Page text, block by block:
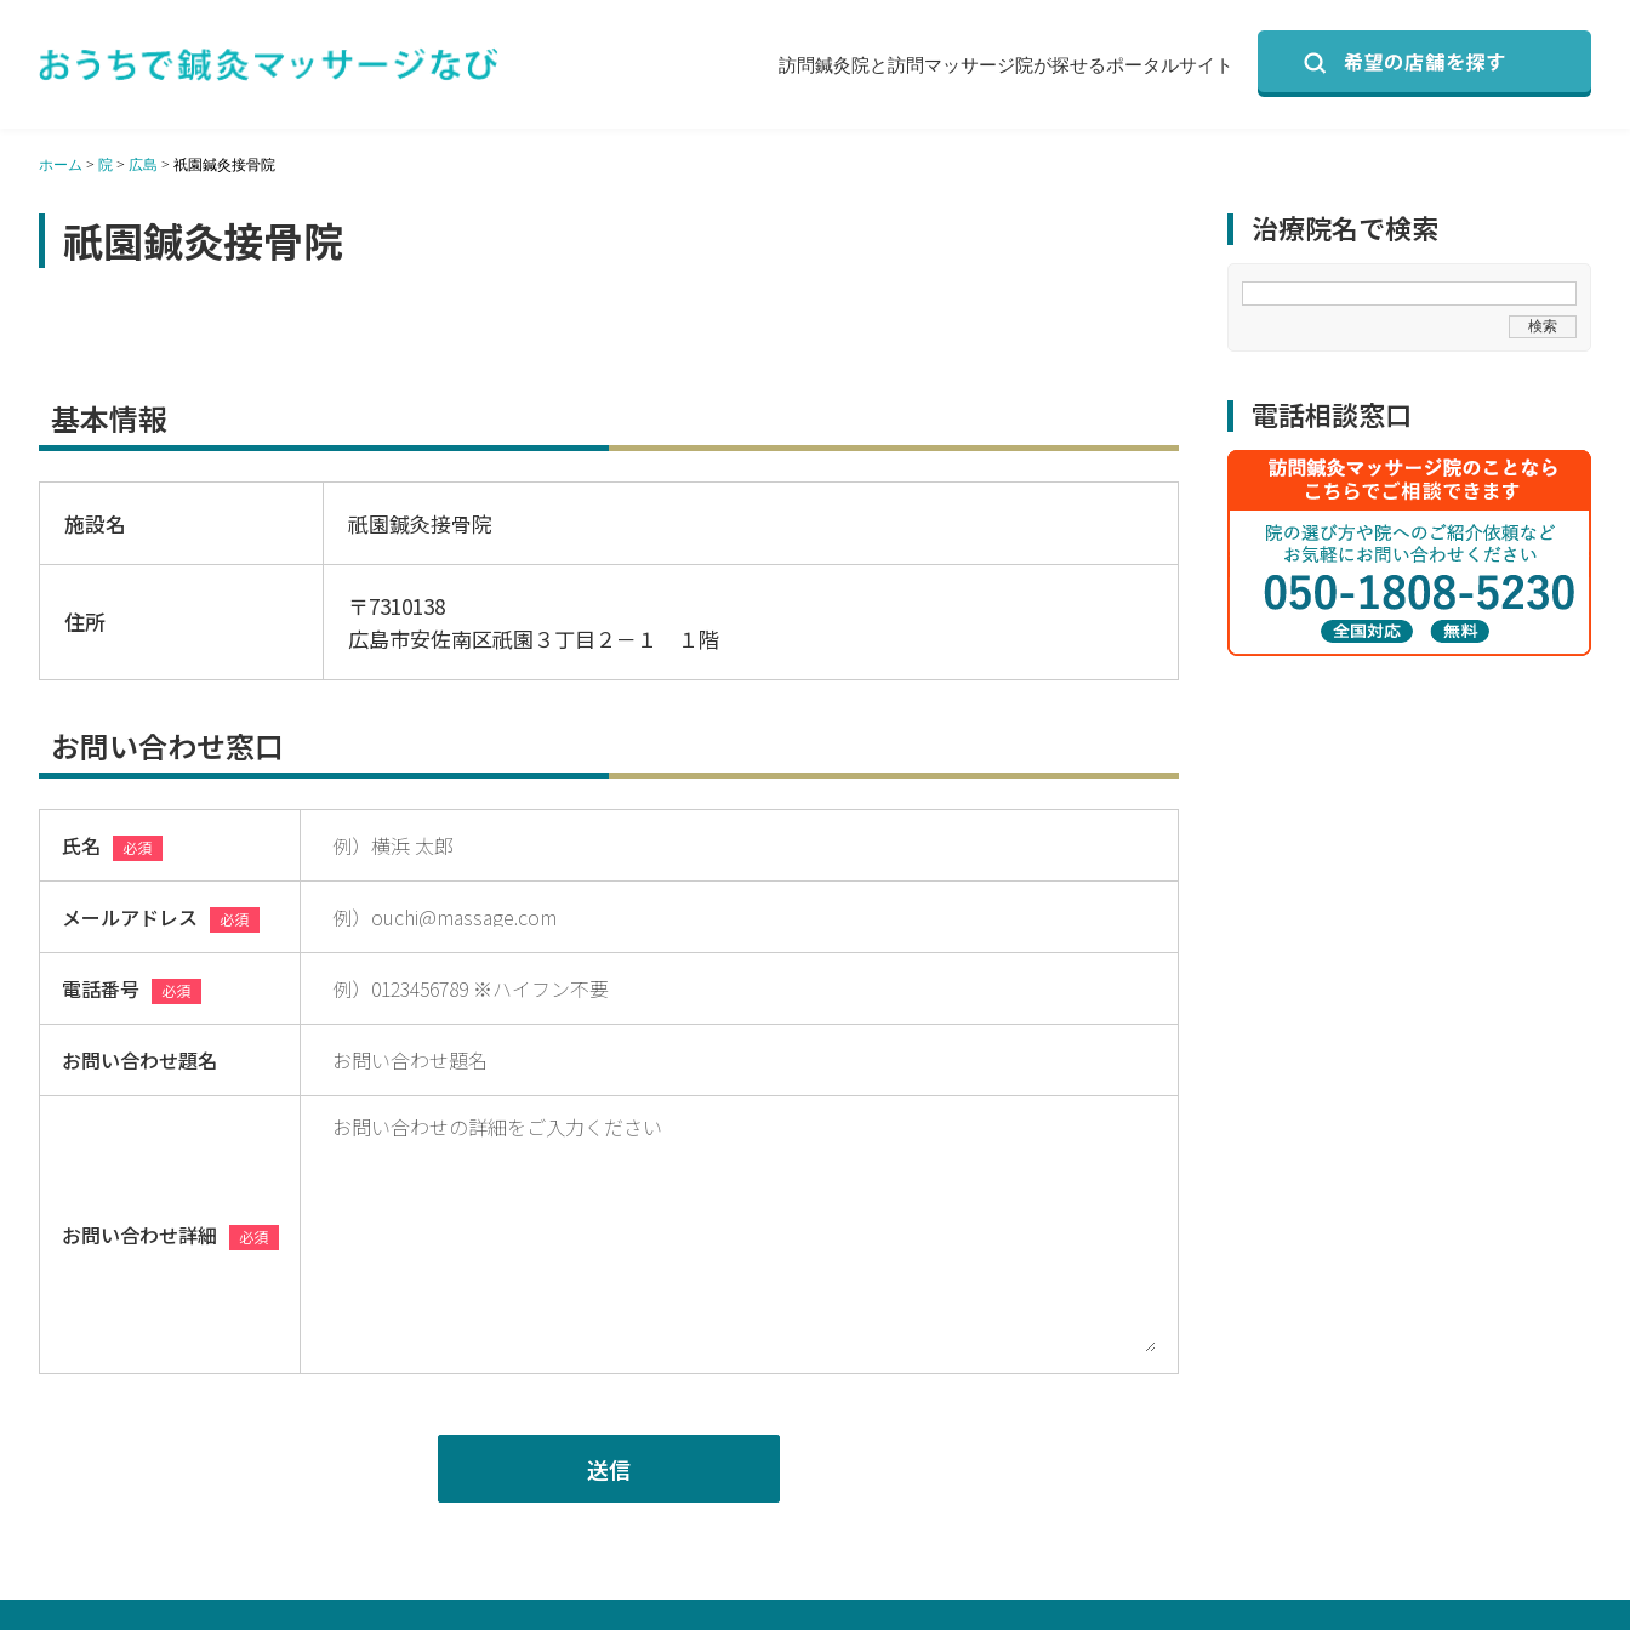
訪問鍼灸院と訪問マッサージ院が探せるポータルサイト
ホーム > 院 > 広島 > 祇園鍼灸接骨院
祇園鍼灸接骨院
基本情報
施設名 祇園鍼灸接骨院
住所
〒7310138
広島市安佐南区祇園３丁目２－１ １階
お問い合わせ窓口
氏名 必須
メールアドレス 必須
電話番号 必須
お問い合わせ題名
お問い合わせ詳細 必須
治療院名で検索
電話相談窓口